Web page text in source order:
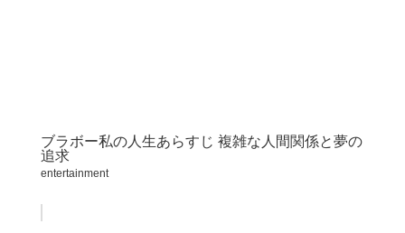
ブラボー私の人生あらすじ 複雑な人間関係と夢の
追求
entertainment